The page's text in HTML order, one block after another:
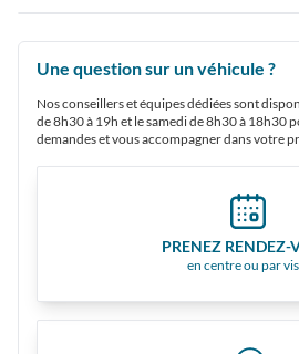
Une question sur un véhicule ?
Nos conseillers et équipes dédiées sont
de 8h30 à 19h et le samedi de 8h30 à 18h30
demandes et vous accompagner dans votre
PRENEZ RENDEZ-
en centre ou par